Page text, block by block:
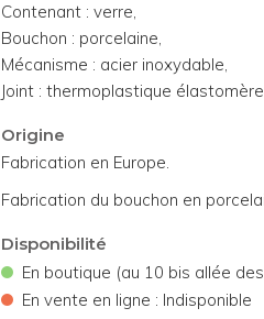
Contenant : verre,
Bouchon : porcelaine,
Mécanisme : acier inoxydable,
Joint : thermoplastique
Origine
Fabrication en Europe.
Fabrication du bouchon en
Disponibilité
• En boutique (au 10 bis allée
• En vente en ligne : Indisponible